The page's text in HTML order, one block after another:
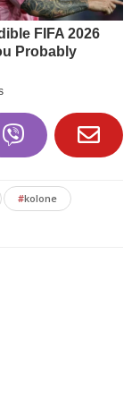
#kolone